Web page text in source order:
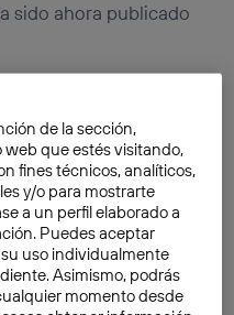
sido ahora publicado
de la sección,
que estés visitando,
fines técnicos, analíticos,
y/o para mostrarte
a un perfil elaborado a
Puedes aceptar
uso individualmente
Asimismo, podrás
momento desde